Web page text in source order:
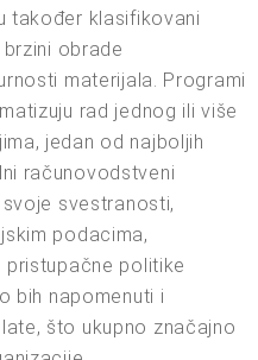
također klasifikovani
obrade
materijala. Programi
rad jednog ili više
jedan od najboljih
računovodstveni
svestranosti,
podacima,
politike
bih napomenuti i
što ukupno značajno